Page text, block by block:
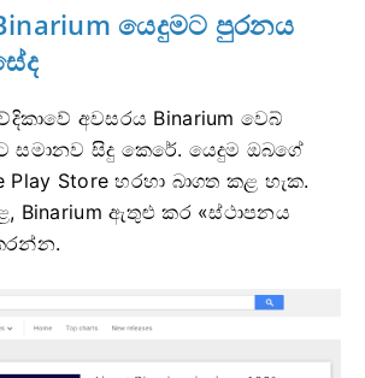
යෙදුමට පුරනය
අවසරය Binarium වෙබ්
සමානව සිදු කෙරේ. යෙදුම ඔබගේ
Play Store හරහා බාගත කළ හැක.
Binarium ඇතුළු කර «ස්ථාපනය